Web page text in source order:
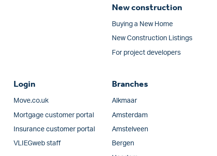
New construction
Buying a New Home
New Construction Listings
For project developers
Login
Move.co.uk
Mortgage customer portal
Insurance customer portal
VLIEGweb staff
Branches
Alkmaar
Amsterdam
Amstelveen
Bergen